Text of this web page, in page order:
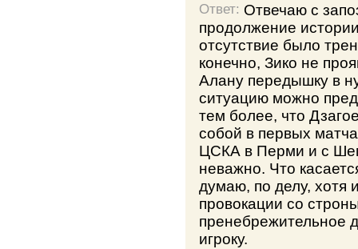
Ответ: Отвечаю с
продолжение
отсутствие было
конечно, Зико не
Алану передышку в
ситуацию можно
тем более, что
собой в первых
ЦСКА в Перми и с
неважно. Что
думаю, по делу, хотя
провокации со
пренебрежительное
игроку.